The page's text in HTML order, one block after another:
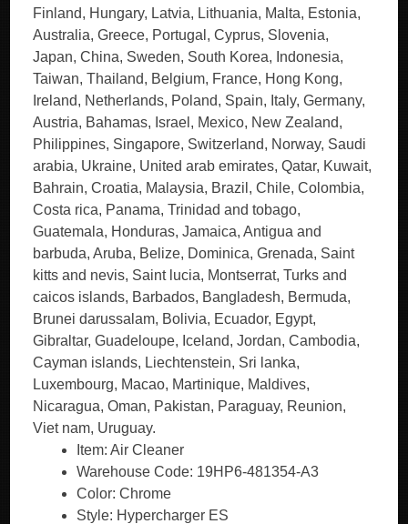
Finland, Hungary, Latvia, Lithuania, Malta, Estonia,
Australia, Greece, Portugal, Cyprus, Slovenia,
Japan, China, Sweden, South Korea, Indonesia,
Taiwan, Thailand, Belgium, France, Hong Kong,
Ireland, Netherlands, Poland, Spain, Italy, Germany,
Austria, Bahamas, Israel, Mexico, New Zealand,
Philippines, Singapore, Switzerland, Norway, Saudi
arabia, Ukraine, United arab emirates, Qatar, Kuwait,
Bahrain, Croatia, Malaysia, Brazil, Chile, Colombia,
Costa rica, Panama, Trinidad and tobago,
Guatemala, Honduras, Jamaica, Antigua and
barbuda, Aruba, Belize, Dominica, Grenada, Saint
kitts and nevis, Saint lucia, Montserrat, Turks and
caicos islands, Barbados, Bangladesh, Bermuda,
Brunei darussalam, Bolivia, Ecuador, Egypt,
Gibraltar, Guadeloupe, Iceland, Jordan, Cambodia,
Cayman islands, Liechtenstein, Sri lanka,
Luxembourg, Macao, Martinique, Maldives,
Nicaragua, Oman, Pakistan, Paraguay, Reunion,
Viet nam, Uruguay.
Item: Air Cleaner
Warehouse Code: 19HP6-481354-A3
Color: Chrome
Style: Hypercharger ES